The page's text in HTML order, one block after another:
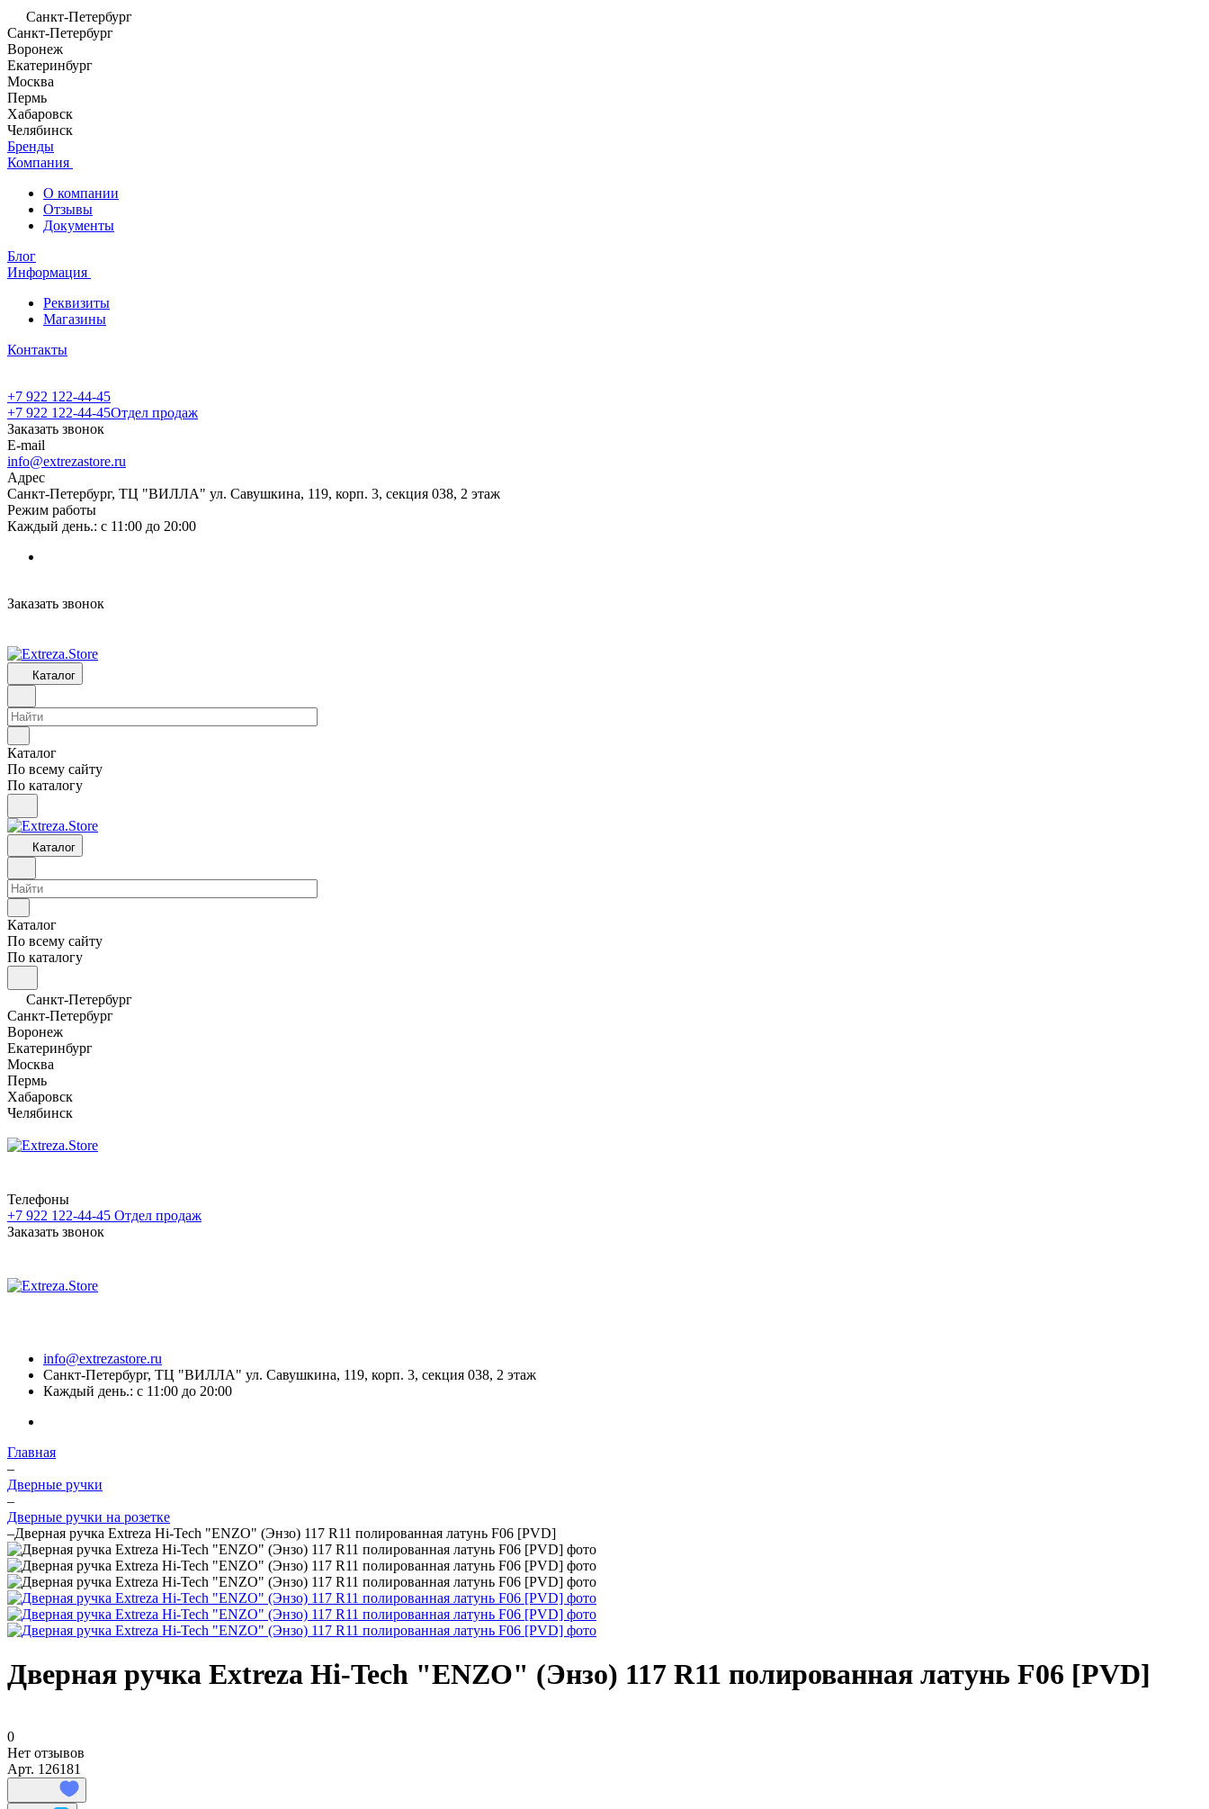
Санкт-Петербург
Санкт-Петербург
Воронеж
Екатеринбург
Москва
Пермь
Хабаровск
Челябинск
Бренды
Компания
О компании
Отзывы
Документы
Блог
Информация
Реквизиты
Магазины
Контакты
+7 922 122-44-45
+7 922 122-44-45Отдел продаж
Заказать звонок
E-mail
info@extrezastore.ru
Адрес
Санкт-Петербург, ТЦ "ВИЛЛА" ул. Савушкина, 119, корп. 3, секция 038, 2 этаж
Режим работы
Каждый день.: с 11:00 до 20:00
Заказать звонок
Каталог
Каталог
По всему сайту
По каталогу
Каталог
Каталог
По всему сайту
По каталогу
Санкт-Петербург
Санкт-Петербург
Воронеж
Екатеринбург
Москва
Пермь
Хабаровск
Челябинск
Телефоны
+7 922 122-44-45 Отдел продаж
Заказать звонок
info@extrezastore.ru
Санкт-Петербург, ТЦ "ВИЛЛА" ул. Савушкина, 119, корп. 3, секция 038, 2 этаж
Каждый день.: с 11:00 до 20:00
Главная
–
Дверные ручки
–
Дверные ручки на розетке
–Дверная ручка Extreza Hi-Tech "ENZO" (Энзо) 117 R11 полированная латунь F06 [PVD]
Дверная ручка Extreza Hi-Tech "ENZO" (Энзо) 117 R11 полированная латунь F06 [PVD]
0
Нет отзывов
Арт. 126181